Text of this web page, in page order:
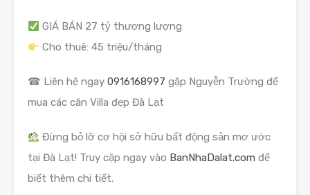
GIÁ BÁN 27 tỷ thương lượng
Cho thuê: 45 triệu/tháng
☎ Liên hệ ngay 0916168997 gặp Nguyễn Trường để
mua các căn Villa đẹp Đà Lạt
Đừng bỏ lỡ cơ hội sở hữu bất động sản mơ ước
tại Đà Lạt! Truy cập ngay vào BanNhaDalat.com để
biết thêm chi tiết.